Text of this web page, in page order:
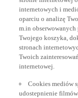
internetowych i
oparciu o analizę
m.in
Twojego koszyka,
stronach
Twoich
udostepnienie